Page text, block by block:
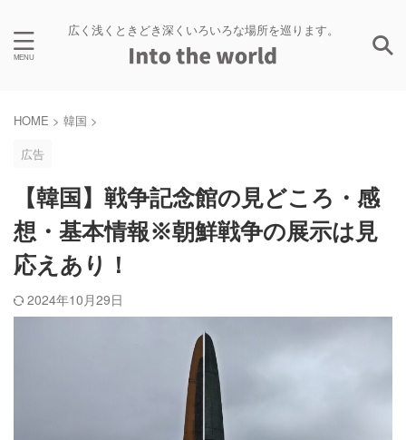
広く浅くときどき深くいろいろな場所を巡ります。
HOME > 韓国 >
広告
【韓国】戦争記念館の見どころ・感
想・基本情報※朝鮮戦争の展示は見
応えあり！
2024年10月29日